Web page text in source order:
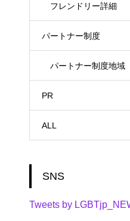
フレンドリー詳細
パートナー制度
パートナー制度地域
PR
ALL
SNS
Tweets by